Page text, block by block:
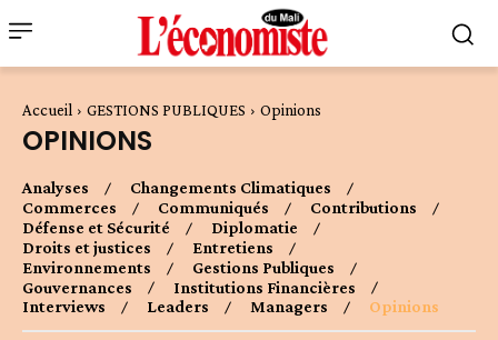
Accueil GESTIONS PUBLIQUES Opinions
OPINIONS
Analyses
Changements Climatiques
Commerces
Communiqués
Contributions
Défense et Sécurité
Diplomatie
Droits et justices
Entretiens
Environnements
Gestions Publiques
Gouvernances
Institutions Financières
Interviews
Leaders Managers Opinions